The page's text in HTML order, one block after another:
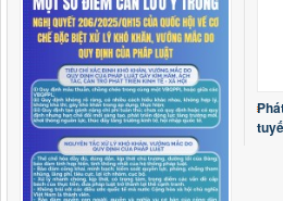
lượt xem: 148 | lượt tải:59
Nghị quyết số 15/2026/NQ-HĐND
Nghị quyết số 15/2026/NQ-HĐND
bổ sung một số điều của Quy
dưỡng giáo viên và cán bộ quản
hiện chương trình mới, sách giáo
thông trên địa bàn tỉnh ba
Thời gian đăng: 19/06/2026
lượt xem: 132 | lượt tải:51